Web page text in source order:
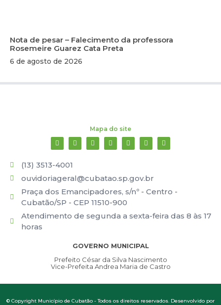
Nota de pesar – Falecimento da professora
Rosemeire Guarez Cata Preta
6 de agosto de 2026
Mapa do site
(13) 3513-4001
ouvidoriageral@cubatao.sp.gov.br
Praça dos Emancipadores, s/nº - Centro -
Cubatão/SP - CEP 11510-900
Atendimento de segunda a sexta-feira das 8 às 17
horas
GOVERNO MUNICIPAL
Prefeito César da Silva Nascimento
Vice-Prefeita Andrea Maria de Castro
© Copyright Município de Cubatão - Todos os direitos reservados. Desenvolvido por